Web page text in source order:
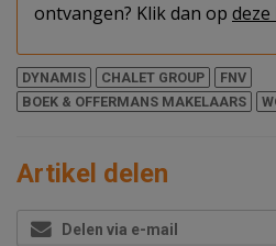
ontvangen? Klik dan op
DYNAMIS CHALET GROUP
FNV
BOEK & OFFERMANS MAKELAARS
Artikel delen
Delen via e-mail